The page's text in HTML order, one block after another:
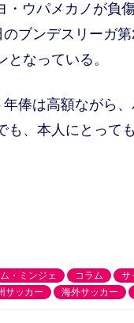
ウパメカノが負
ブンデスリーガ
なっている。
俸は高額ながら
も、本人にとって
・ミンジェ コラム サ
サッカー 海外サッカー